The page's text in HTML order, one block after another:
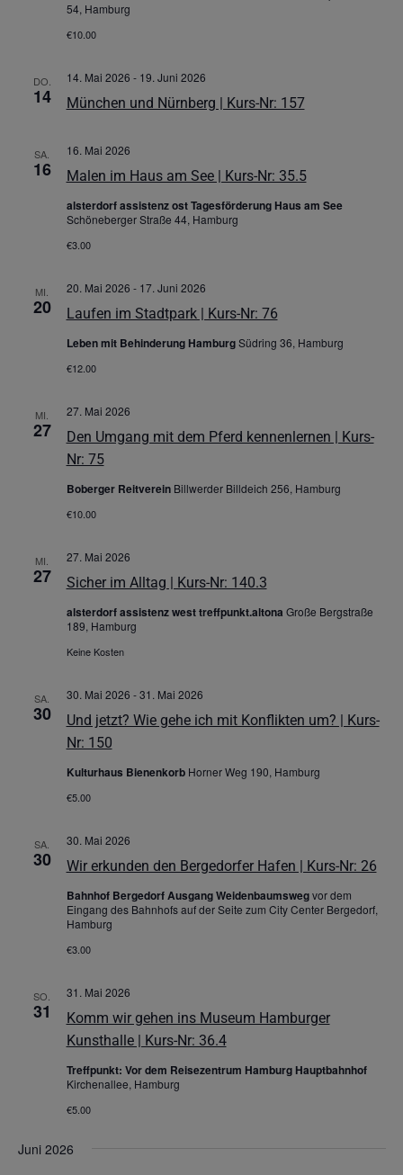
54, Hamburg
€10.00
DO.
14 München und Nürnberg | Kurs-Nr: 157
14. Mai 2026 - 19. Juni 2026
SA.
16 Malen im Haus am See | Kurs-Nr: 35.5
16. Mai 2026
alsterdorf assistenz ost Tagesförderung Haus am See
Schöneberger Straße 44, Hamburg
€3.00
MI.
20 Laufen im Stadtpark | Kurs-Nr: 76
20. Mai 2026 - 17. Juni 2026
Leben mit Behinderung HamburgSüdring 36, Hamburg
€12.00
MI.
27
Den Umgang mit dem Pferd kennenlernen | Kurs-
Nr: 75
27. Mai 2026
Boberger Reitverein Billwerder Billdeich 256, Hamburg
€10.00
MI.
27 Sicher im Alltag | Kurs-Nr: 140.3
27. Mai 2026
alsterdorf assistenz west treffpunkt.altona Große Bergstraße
189, Hamburg
Keine Kosten
SA.
30
Und jetzt? Wie gehe ich mit Konflikten um? | Kurs-
Nr: 150
30. Mai 2026 -31. Mai 2026
Kulturhaus Bienenkorb Horner Weg 190, Hamburg
€5.00
SA.
30 Wir erkunden den Bergedorfer Hafen | Kurs-Nr: 26
30. Mai 2026
Bahnhof Bergedorf Ausgang Weidenbaumswegvor dem
Eingang des Bahnhofs auf der Seite zum City Center Bergedorf,
Hamburg
€3.00
SO.
31
Komm wir gehen ins Museum Hamburger
Kunsthalle | Kurs-Nr: 36.4
31. Mai 2026
Treffpunkt: Vor dem Reisezentrum Hamburg Hauptbahnhof
Kirchenallee, Hamburg
€5.00
Juni 2026